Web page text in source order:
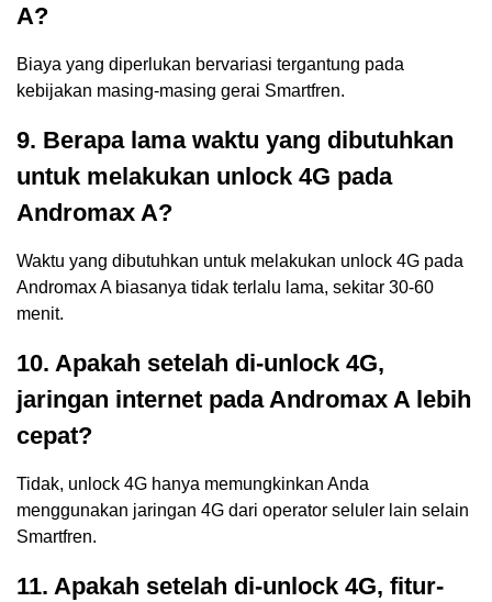
A?
Biaya yang diperlukan bervariasi tergantung pada
kebijakan masing-masing gerai Smartfren.
9. Berapa lama waktu yang dibutuhkan
untuk melakukan unlock 4G pada
Andromax A?
Waktu yang dibutuhkan untuk melakukan unlock 4G pada
Andromax A biasanya tidak terlalu lama, sekitar 30-60
menit.
10. Apakah setelah di-unlock 4G,
jaringan internet pada Andromax A lebih
cepat?
Tidak, unlock 4G hanya memungkinkan Anda
menggunakan jaringan 4G dari operator seluler lain selain
Smartfren.
11. Apakah setelah di-unlock 4G, fitur-